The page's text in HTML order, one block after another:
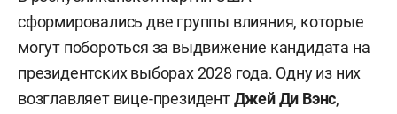
сформировались две группы влияния, которые
могут побороться за выдвижение кандидата на
президентских выборах 2028 года. Одну из них
возглавляет вице-президентДжей Ди Вэнс,